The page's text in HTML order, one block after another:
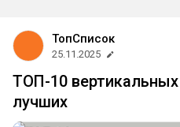
ТопСписок
25.11.2025
ТОП-10
лучших